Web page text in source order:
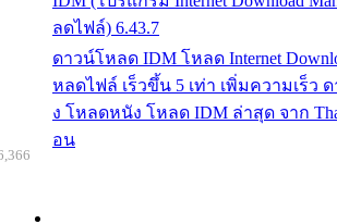
ลดไฟล์) 6.43.7
ดาวน์โหลด IDM โหลด Internet
หลดไฟล์ เร็วขึ้น 5 เท่า เพิ่มความเร็ว
ง โหลดหนัง โหลด IDM ล่าสุด จาก
อน